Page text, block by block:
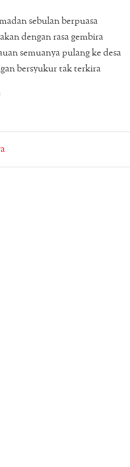
sebulan berpuasa
dengan rasa gembira
semuanya pulang ke desa
bersyukur tak terkira